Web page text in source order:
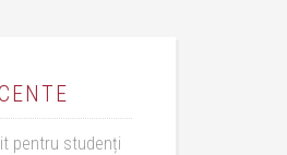
pentru studenți